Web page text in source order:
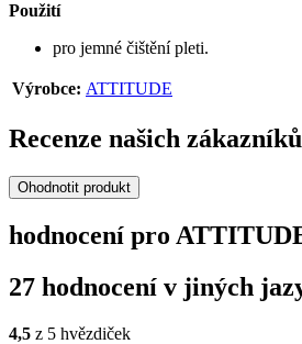
Použití
pro jemné čištění pleti.
Výrobce: ATTITUDE
Recenze našich
Ohodnotit produkt
hodnocení pro
27 hodnocení v jiných
4,5 z 5 hvězdiček